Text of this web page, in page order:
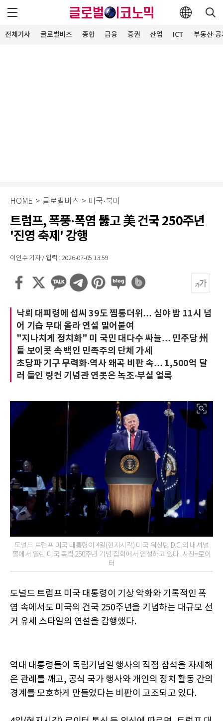
전체기사 글로벌비즈 종합 금융 증권 산업 ICT 부동산·
HOME > 글로벌비즈 > 미국·북미
트럼프, 폭풍·폭염 뚫고 美 건국 250주년
'진영 축제' 강행
이인수 기자 / 입력 : 2026-07-05 13:59
낙뢰 대피령에 섭씨 39도 찜통더위… 심야 밤 11시 넘
어 기습 무대 올라 연설 밀어붙여
"지나치게 정치화" 미 국민 대다수 싸늘… 민주당 州
들 보이콧 속 백인 민족주의 단체 가세
초당파 기구 무력화·역사 왜곡 비판 속… 1,500억 달
러 들인 링컨 기념관 연못은 녹조·부실 얼룩
도널드 트럼프 미국 대통령이 4일(현지시각) 미국 워싱턴 D.C.의 내셔널
몰에서 열린 미국 독립 250주년 기념 집회에서 연설하고 있다. 사진=로이
터
도널드 트럼프 미국 대통령이 기상 악화와 기록적인 폭
염 속에서도 미국의 건국 250주년을 기념하는 대규모 선
거 유세 스타일의 연설을 감행했다.
역대 대통령들이 독립기념일 행사의 직접 참석을 자제해
온 관례를 깨고, 공식 국가 행사와 개인의 정치 활동 간의
경계를 모호하게 만들었다는 비판이 고조되고 있다.